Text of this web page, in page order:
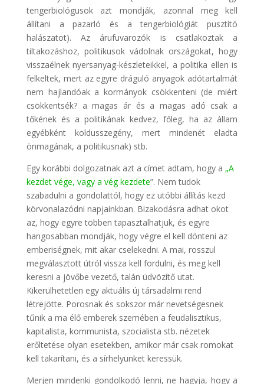
tengerbiológusok azt mondják, azonnal meg kell
állítani a pazarló és a tengerbiológiát pusztító
halászatot). Az árufuvarozók is csatlakoztak a
tiltakozáshoz, politikusok vádolnak országokat, hogy
visszaélnek nyersanyag-készleteikkel, a politika ellen is
felkeltek, mert az egyre dráguló anyagok adótartalmát
nem hajlandóak a kormányok csökkenteni (de miért
csökkentsék? a magas ár és a magas adó csak a
tőkének és a politikának kedvez, főleg, ha az állam
egyébként koldusszegény, mert mindenét eladta
önmagának, a politikusnak) stb.
Egy korábbi dolgozatnak azt a címet adtam, hogy a „A
kezdet vége, vagy a vég kezdete”. Nem tudok
szabadulni a gondolattól, hogy ez utóbbi állítás kezd
körvonalazódni napjainkban. Bizakodásra adhat okot
az, hogy egyre többen tapasztalhatjuk, és egyre
hangosabban mondják, hogy végre el kell dönteni az
emberiségnek, mit akar cselekedni. A mai, rosszul
megválasztott útról vissza kell fordulni, és meg kell
keresni a jövőbe vezető, talán üdvözítő utat.
Kikerülhetetlen egy aktuális új társadalmi rend
létrejötte. Porosnak és sokszor már nevetségesnek
tűnik a ma élő emberek szemében a feudalisztikus,
kapitalista, kommunista, szocialista stb. nézetek
erőltetése olyan esetekben, amikor már csak romokat
kell takarítani, és a sírhelyünket keressük.
Merjen mindenki gondolkodó lenni, ne hagyja, hogy a